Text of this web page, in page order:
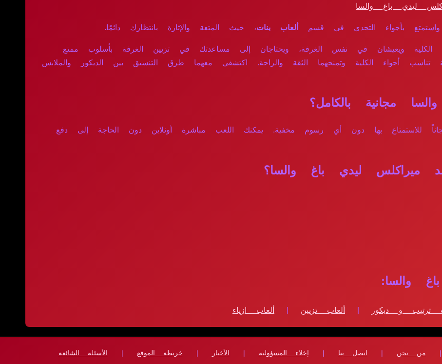
ليدي باغ والسا
بأجواء التحدي في قسم ألعاب بنات، حيث المتعة والإثارة بانتظارك دائمًا.
الكلية ويعيشان في نفس الغرفة، ويحتاجان إلى مساعدتك في تزيين الغرفة بأسلوب ممتع
تناسب أجواء الكلية وتمنحهما الثقة والراحة. اكتشفي معهما طرق التنسيق بين الديكور والملابس
مجانية بالكامل؟
للاستمتاع بها دون أي رسوم مخفية. يمكنك اللعب مباشرة أونلاين دون الحاجة إلى دفع
ميراكلس ليدي باغ والسا؟
والسا:
ترتيب و ديكور | ألعاب تزيين | ألعاب ازياء
من نحن | اتصل بنا | إخلاء المسؤولية | الأخبار | خريطة الموقع | الأسئلة الشائعة